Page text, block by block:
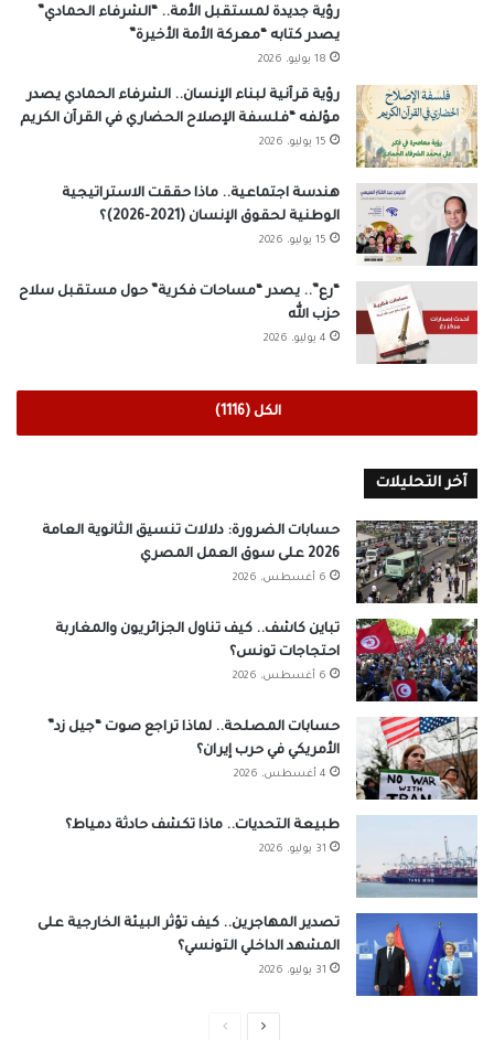
رؤية جديدة لمستقبل الأمة.. “الشرفاء الحمادي”
يصدر كتابه “معركة الأمة الأخيرة”
18 يوليو، 2026
رؤية قرآنية لبناء الإنسان.. الشرفاء الحمادي يصدر
مؤلفه “فلسفة الإصلاح الحضاري في القرآن الكريم
15 يوليو، 2026
هندسة اجتماعية.. ماذا حققت الاستراتيجية
الوطنية لحقوق الإنسان (2021-2026)؟
15 يوليو، 2026
“رع”.. يصدر “مساحات فكرية” حول مستقبل سلاح
حزب الله
4 يوليو، 2026
الكل (1116)
آخر التحليلات
حسابات الضرورة: دلالات تنسيق الثانوية العامة
2026 على سوق العمل المصري
6 أغسطس، 2026
تباين كاشف.. كيف تناول الجزائريون والمغاربة
احتجاجات تونس؟
6 أغسطس، 2026
حسابات المصلحة.. لماذا تراجع صوت “جيل زد”
الأمريكي في حرب إيران؟
4 أغسطس، 2026
طبيعة التحديات.. ماذا تكشف حادثة دمياط؟
31 يوليو، 2026
تصدير المهاجرين.. كيف تؤثر البيئة الخارجية على
المشهد الداخلي التونسي؟
31 يوليو، 2026
الصفحةالصفحة